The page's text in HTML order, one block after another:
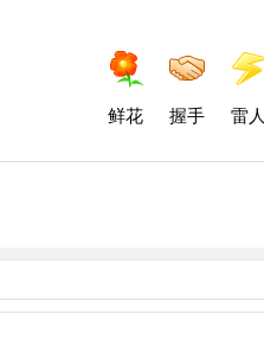
鲜花 握手 雷